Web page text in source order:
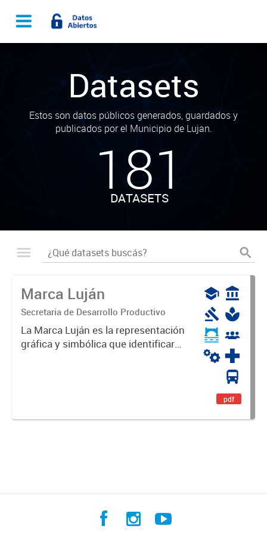
Datasets
Estos son datos públicos generados, guardados y
publicados por el Municipio de Lujan.
181
DATASETS
Marca Luján
Secretaria de Desarrollo Productivo
La Marca Luján es la representación
gráfica y simbólica que identificará
pdf